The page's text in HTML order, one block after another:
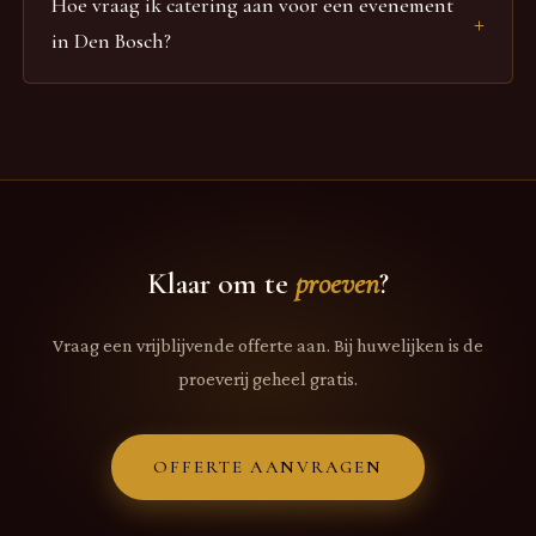
glutenvrije en notenvrije diëten.
in Den Bosch?
Klaar om te proeven?
Vraag een vrijblijvende offerte aan. Bij huwelijken is de
proeverij geheel gratis.
OFFERTE AANVRAGEN